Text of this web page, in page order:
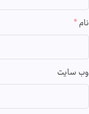
نام*
وب‌ سایت